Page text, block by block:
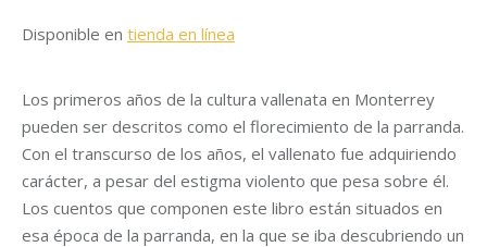
Disponible en tienda en línea
Los primeros años de la cultura vallenata en Monterrey
pueden ser descritos como el florecimiento de la parranda.
Con el transcurso de los años, el vallenato fue adquiriendo
carácter, a pesar del estigma violento que pesa sobre él.
Los cuentos que componen este libro están situados en
esa época de la parranda, en la que se iba descubriendo un